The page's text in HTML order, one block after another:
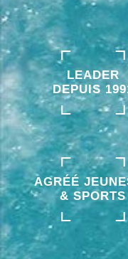
LEADER
DEPUIS
AGRÉÉ
& SPORTS